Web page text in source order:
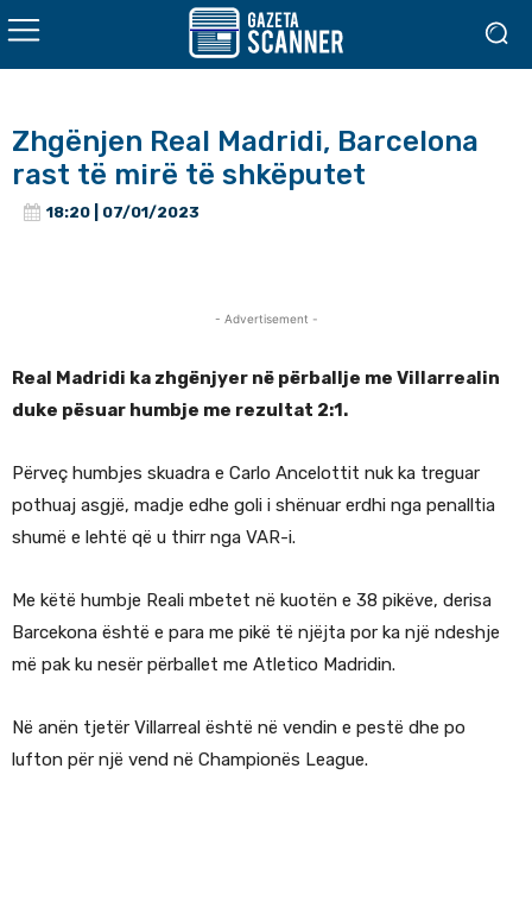
Zhgënjen Real Madridi, Barcelona
rast të mirë të shkëputet
18:20 | 07/01/2023
- Advertisement -
Real Madridi ka zhgënjyer në përballje me Villarrealin
duke pësuar humbje me rezultat 2:1.
Përveç humbjes skuadra e Carlo Ancelottit nuk ka treguar
pothuaj asgjë, madje edhe goli i shënuar erdhi nga penalltia
shumë e lehtë që u thirr nga VAR-i.
Me këtë humbje Reali mbetet në kuotën e 38 pikëve, derisa
Barcekona është e para me pikë të njëjta por ka një ndeshje
më pak ku nesër përballet me Atletico Madridin.
Në anën tjetër Villarreal është në vendin e pestë dhe po
lufton për një vend në Championës League.